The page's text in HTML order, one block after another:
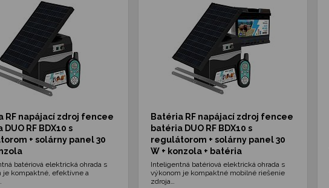
RF napájací zdroj fencee
RF BDX10 s
+ solárny panel 30
batériová elektrická ohrada s
je kompaktné, efektívne a
Batéria RF napájací zdroj fencee
batéria DUO RF BDX10 s
regulátorom + solárny panel 30
W + konzola + batéria
Inteligentná batériová elektrická ohrada s
výkonom je kompaktné mobilné riešenie
zdroja…